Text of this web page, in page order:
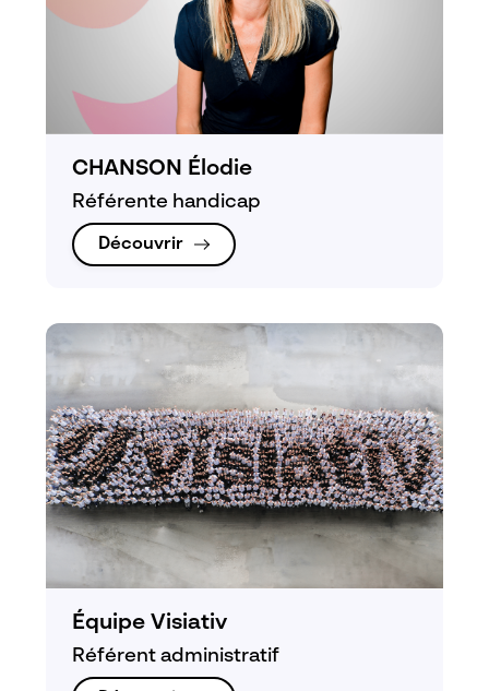
CHANSON Élodie
Référente handicap
Découvrir
Équipe Visiativ
Référent administratif